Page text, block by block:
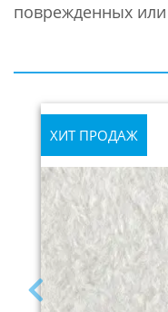
поврежденных или
ХИТ ПРОДАЖ